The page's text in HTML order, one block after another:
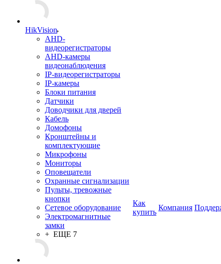
HikVision
AHD-
видеорегистраторы
AHD-камеры
видеонаблюдения
IP-видеорегистраторы
IP-камеры
Блоки питания
Датчики
Доводчики для дверей
Кабель
Домофоны
Кронштейны и
комплектующие
Микрофоны
Мониторы
Оповещатели
Охранные сигнализации
Пульты, тревожные
кнопки
Сетевое оборудование
Электромагнитные
замки
+ ЕЩЕ 7
Как
купить
Компания